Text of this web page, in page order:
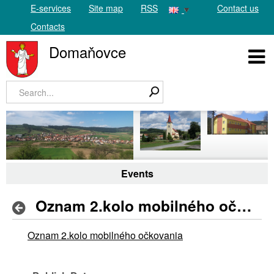
E-services Site map RSS
Contact us
Contacts
Domaňovce
Events
Oznam 2.kolo mobilného očkovania
Oznam 2.kolo mobilného očkovania